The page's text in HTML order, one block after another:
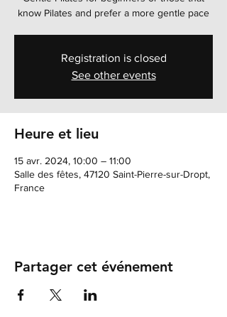
know Pilates and prefer a more gentle pace
Registration is closed
See other events
Heure et lieu
15 avr. 2024, 10:00 – 11:00
Salle des fêtes, 47120 Saint-Pierre-sur-Dropt,
France
Partager cet événement